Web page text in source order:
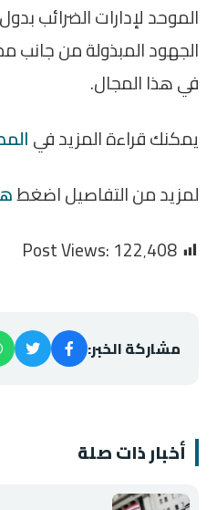
الموحد لإدارات الضرائب
الجهود المبذولة من جانب
في هذا المجال.
يمكنك قراءة المزيد في
لمزيد من التفاصيل اضغط
Post Views:122٬408
مشاركة الخبر:
أخبار ذات صلة